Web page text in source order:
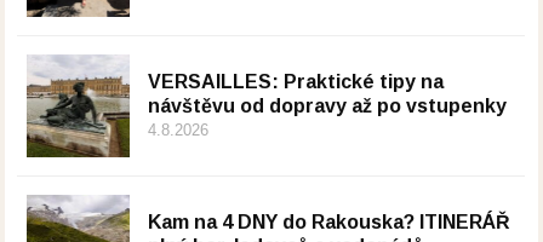
VERSAILLES: Praktické tipy na
návštěvu od dopravy až po vstupenky
4.8.2026
Kam na 4 DNY do Rakouska? ITINERÁŘ